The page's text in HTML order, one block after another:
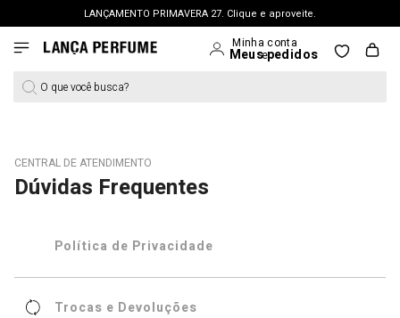
LANÇAMENTO PRIMAVERA 27. Clique e aproveite.
FRETE GRÁTIS | a partir de R$ 699. APROVEITAR >
OUTLET: Até 65% OFF + 15% na 2ª peça. Confira >
O que você busca?
CENTRAL DE ATENDIMENTO
Dúvidas Frequentes
Política de Privacidade
Trocas e Devoluções